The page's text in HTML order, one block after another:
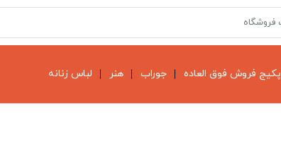
پکیج فروش فوق العاده جوراب هنر لباس زنانه